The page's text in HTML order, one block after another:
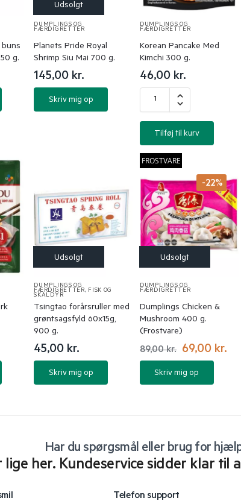
g.
DUMPLINGS OG
FÆRDIGRETTER
Planets Pride Royal
Shrimp Siu Mai 700 g.
145,00 kr.
Skriv mig op
DUMPLINGS OG
FÆRDIGRETTER
Korean Pancake Med
Kimchi 300 g.
46,00 kr.
Tilføj til kurv
DUMPLINGS OG
FÆRDIGRETTER, FISK OG
SKALDYR
Tsingtao forårsruller med
grøntsagsfyld 60x15g,
900 g.
45,00 kr.
Skriv mig op
-22%
FROSTVARE
DUMPLINGS OG
FÆRDIGRETTER
Dumplings Chicken &
Mushroom 400 g.
(Frostvare)
89,00kr. 69,00 kr.
Skriv mig op
Har du spørgsmål eller brug for
lige her. Kundeservice sidder klar til
Telefon support